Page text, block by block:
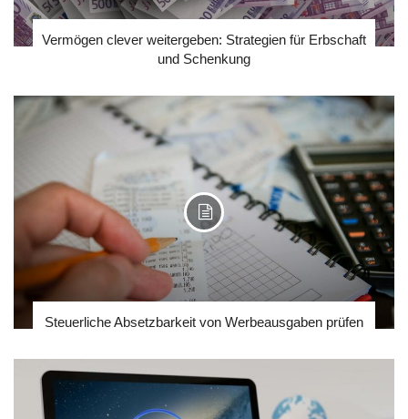
Vermögen clever weitergeben: Strategien für Erbschaft
und Schenkung
Steuerliche Absetzbarkeit von Werbeausgaben prüfen